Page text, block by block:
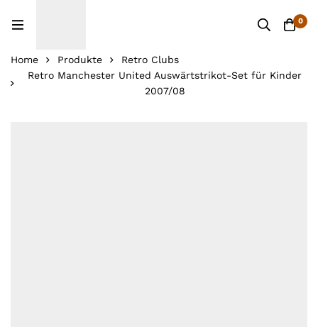
0
Home Produkte
Retro Clubs
Retro Manchester United Auswärtstrikot-Set für Kinder
2007/08